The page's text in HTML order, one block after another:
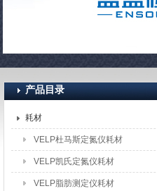
北京盈盛恒泰科技
产品目录
耗材
VELP杜马斯定氮仪耗材
VELP凯氏定氮仪耗材
VELP脂肪测定仪耗材